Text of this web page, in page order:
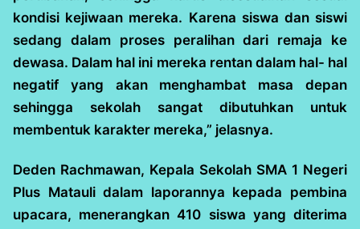
kondisi kejiwaan mereka. Karena siswa dan siswi
sedang dalam proses peralihan dari remaja ke
dewasa. Dalam hal ini mereka rentan dalam hal- hal
negatif yang akan menghambat masa depan
sehingga sekolah sangat dibutuhkan untuk
membentuk karakter mereka,” jelasnya.
Deden Rachmawan, Kepala Sekolah SMA 1 Negeri
Plus Matauli dalam laporannya kepada pembina
upacara, menerangkan 410 siswa yang diterima